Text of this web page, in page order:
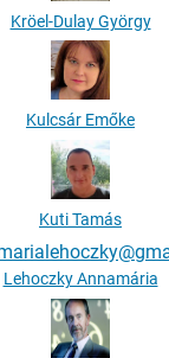
Kröel-Dulay György
Kulcsár Emőke
Kuti Tamás
Lehoczky Annamária